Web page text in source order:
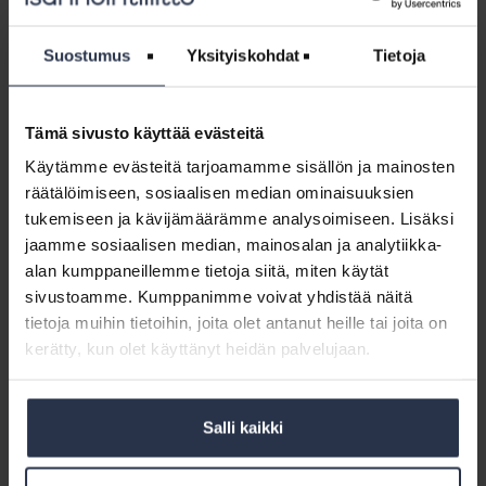
Suostumus Yksityiskohdat Tietoja
Tämä sivusto käyttää evästeitä
Käytämme evästeitä tarjoamamme sisällön ja mainosten
räätälöimiseen, sosiaalisen median ominaisuuksien
tukemiseen ja kävijämäärämme analysoimiseen. Lisäksi
jaamme sosiaalisen median, mainosalan ja analytiikka-
alan kumppaneillemme tietoja siitä, miten käytät
sivustoamme. Kumppanimme voivat yhdistää näitä
tietoja muihin tietoihin, joita olet antanut heille tai joita on
kerätty, kun olet käyttänyt heidän palvelujaan.
Salli kaikki
ääreen
ovat isännöinnin ja asukkaiden etu.
Miten
käsittelet
vaikean
asiakastilanteen
–
konkreettiset
keinot
ja
vinkit
Webinaari: Miten käsittelet vaikean
asiakastilanteen – konkreettiset keinot ja
Tämä osio on rajattu Isännöintiliiton jäsenyritysten
henkilökunnalle. Kirjaudu sisään
Webinaari:
Tunteet
Webinaari: Tunteet huomioiva
WEBINAARIT JA VIDEOT 9.5.2024
Tämä osio on rajattu Isännöintiliiton jäsenyritysten